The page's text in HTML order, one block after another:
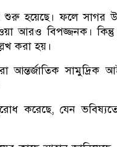
শুরু হয়েছে। ফলে সাগর
আরও বিপজ্জনক।
করা হয়।
আন্তর্জাতিক সামুদ্রিক
করেছে, যেন